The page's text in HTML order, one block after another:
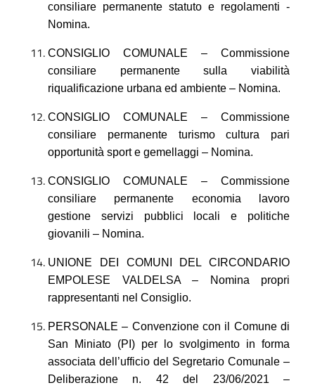
consiliare permanente statuto e regolamenti -
Nomina.
CONSIGLIO COMUNALE – Commissione
consiliare permanente sulla viabilità
riqualificazione urbana ed ambiente – Nomina.
CONSIGLIO COMUNALE – Commissione
consiliare permanente turismo cultura pari
opportunità sport e gemellaggi – Nomina.
CONSIGLIO COMUNALE – Commissione
consiliare permanente economia lavoro
gestione servizi pubblici locali e politiche
giovanili – Nomina.
UNIONE DEI COMUNI DEL CIRCONDARIO
EMPOLESE VALDELSA – Nomina propri
rappresentanti nel Consiglio.
PERSONALE – Convenzione con il Comune di
San Miniato (PI) per lo svolgimento in forma
associata dell’ufficio del Segretario Comunale –
Deliberazione n. 42 del 23/06/2021–